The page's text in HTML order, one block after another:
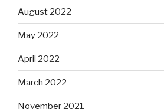
August 2022
May 2022
April 2022
March 2022
November 2021